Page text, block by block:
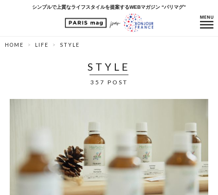
シンプルで上質なライフスタイルを提案するWEBマガジン “パリマグ”
HOME LIFE STYLE
STYLE
357 POST